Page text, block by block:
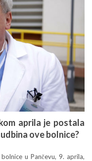
aprila je postala
ove bolnice?
u Pančevu, 9. aprila,